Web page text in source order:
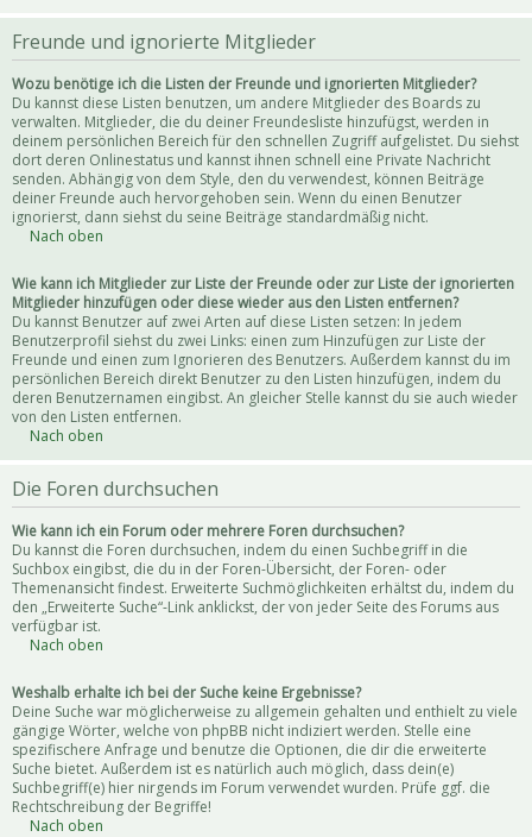
Freunde und ignorierte Mitglieder
Wozu benötige ich die Listen der Freunde und ignorierten Mitglieder?
Du kannst diese Listen benutzen, um andere Mitglieder des Boards zu
verwalten. Mitglieder, die du deiner Freundesliste hinzufügst, werden in
deinem persönlichen Bereich für den schnellen Zugriff aufgelistet. Du siehst
dort deren Onlinestatus und kannst ihnen schnell eine Private Nachricht
senden. Abhängig von dem Style, den du verwendest, können Beiträge
deiner Freunde auch hervorgehoben sein. Wenn du einen Benutzer
ignorierst, dann siehst du seine Beiträge standardmäßig nicht.
Nach oben
Wie kann ich Mitglieder zur Liste der Freunde oder zur Liste der ignorierten
Mitglieder hinzufügen oder diese wieder aus den Listen entfernen?
Du kannst Benutzer auf zwei Arten auf diese Listen setzen: In jedem
Benutzerprofil siehst du zwei Links: einen zum Hinzufügen zur Liste der
Freunde und einen zum Ignorieren des Benutzers. Außerdem kannst du im
persönlichen Bereich direkt Benutzer zu den Listen hinzufügen, indem du
deren Benutzernamen eingibst. An gleicher Stelle kannst du sie auch wieder
von den Listen entfernen.
Nach oben
Die Foren durchsuchen
Wie kann ich ein Forum oder mehrere Foren durchsuchen?
Du kannst die Foren durchsuchen, indem du einen Suchbegriff in die
Suchbox eingibst, die du in der Foren-Übersicht, der Foren- oder
Themenansicht findest. Erweiterte Suchmöglichkeiten erhältst du, indem du
den „Erweiterte Suche“-Link anklickst, der von jeder Seite des Forums aus
verfügbar ist.
Nach oben
Weshalb erhalte ich bei der Suche keine Ergebnisse?
Deine Suche war möglicherweise zu allgemein gehalten und enthielt zu viele
gängige Wörter, welche von phpBB nicht indiziert werden. Stelle eine
spezifischere Anfrage und benutze die Optionen, die dir die erweiterte
Suche bietet. Außerdem ist es natürlich auch möglich, dass dein(e)
Suchbegriff(e) hier nirgends im Forum verwendet wurden. Prüfe ggf. die
Rechtschreibung der Begriffe!
Nach oben